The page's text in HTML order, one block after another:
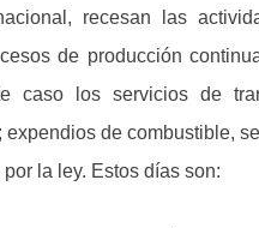
recesan las
de producción
caso los servicios de
de combustible,
la ley. Estos días son: